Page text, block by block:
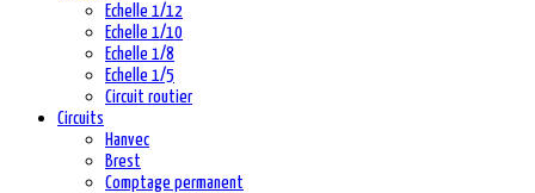
Echelle 1/12
Echelle 1/10
Echelle 1/8
Echelle 1/5
Circuit routier
Circuits
Hanvec
Brest
Comptage permanent